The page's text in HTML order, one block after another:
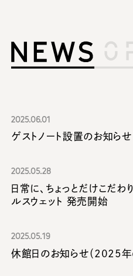
2025.06.01
ゲストノート設置のお知らせ
2025.05.28
日常に、ちょっとだけこだ
ルスウェット 発売開始
2025.05.19
休館日のお知らせ（2025年